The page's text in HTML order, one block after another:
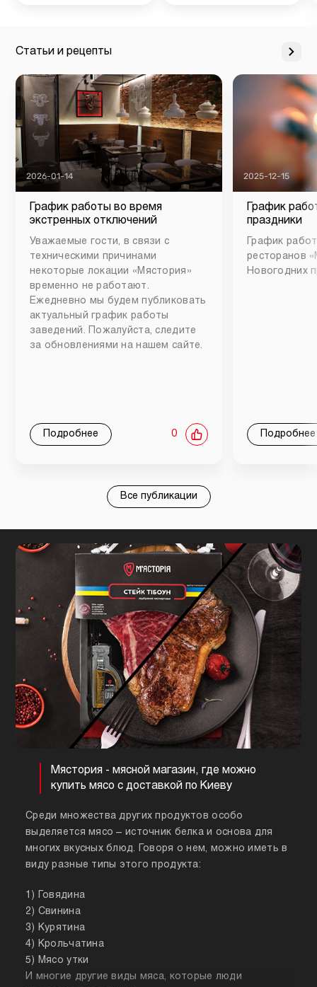
Статьи и рецепты
2026-01-14
График работы во время
экстренных отключений
Уважаемые гости, в связи с
техническими причинами
некоторые локации «Мястория»
временно не работают.
Ежедневно мы будем публиковать
актуальный график работы
заведений. Пожалуйста, следите
за обновлениями на нашем сайте.
Подробнее 0
2025-12-15
График
праздники
График
ресторанов
Новогодних
Подробнее
Все публикации
Мястория - мясной магазин, где можно
купить мясо с доставкой по Киеву
Среди множества других продуктов особо
выделяется мясо – источник белка и основа для
многих вкусных блюд. Говоря о нем, можно иметь в
виду разные типы этого продукта:
1) Говядина
2) Свинина
3) Курятина
4) Крольчатина
5) Мясо утки
И многие другие виды мяса, которые люди